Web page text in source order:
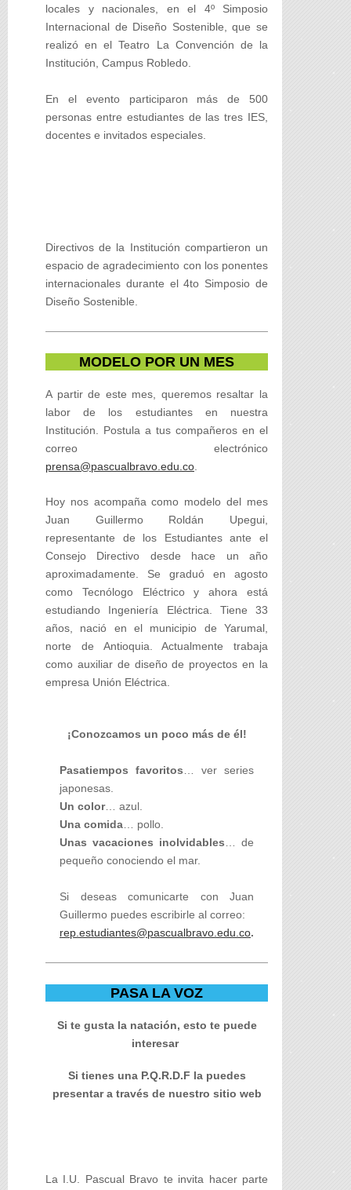
locales y nacionales, en el 4º Simposio
Internacional de Diseño Sostenible, que se
realizó en el Teatro La Convención de la
Institución, Campus Robledo.
En el evento participaron más de 500
personas entre estudiantes de las tres IES,
docentes e invitados especiales.
Directivos de la Institución compartieron un
espacio de agradecimiento con los ponentes
internacionales durante el 4to Simposio de
Diseño Sostenible.
MODELO POR UN MES
A partir de este mes, queremos resaltar la
labor de los estudiantes en nuestra
Institución. Postula a tus compañeros en el
correo electrónico
prensa@pascualbravo.edu.co
Hoy nos acompaña como modelo del mes
Juan Guillermo Roldán Upegui,
representante de los Estudiantes ante el
Consejo Directivo desde hace un año
aproximadamente. Se graduó en agosto
como Tecnólogo Eléctrico y ahora está
estudiando Ingeniería Eléctrica. Tiene 33
años, nació en el municipio de Yarumal,
norte de Antioquia. Actualmente trabaja
como auxiliar de diseño de proyectos en la
empresa Unión Eléctrica.
¡Conozcamos un poco más de él!
Pasatiempos favoritos … ver series
japonesas.
Un color… azul.
Una comida … pollo.
Unas vacaciones inolvidables … de
pequeño conociendo el mar.
Si deseas comunicarte con Juan
Guillermo puedes escribirle al correo:
rep.estudiantes@pascualbravo.edu.co.
PASA LA VOZ
Si te gusta la natación, esto te puede
interesar
Si tienes una P.Q.R.D.F la puedes
presentar a través de nuestro sitio web
La I.U. Pascual Bravo te invita hacer parte